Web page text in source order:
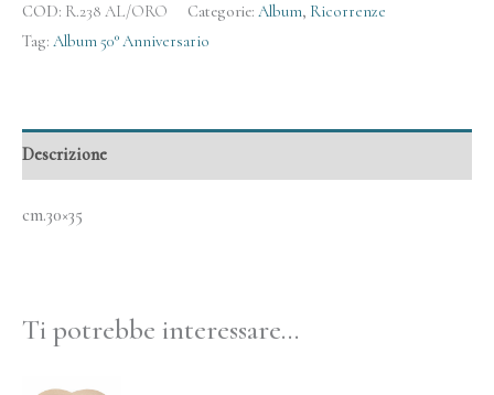
COD: R.238 AL/ORO Categorie: Album, Ricorrenze
Tag: Album 50° Anniversario
Descrizione
cm.30×35
Ti potrebbe interessare…